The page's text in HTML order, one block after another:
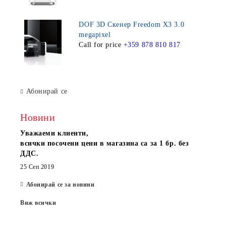
DOF 3D Скенер Freedom X3 3.0
megapixel
Call for price +359 878 810 817
Абонирай се
Новини
Уважаеми клиенти,
всички посочени цени в магазина са за 1 бр. без
ДДС.
25 Сеп 2019
Абонирай се за новини
Виж всички